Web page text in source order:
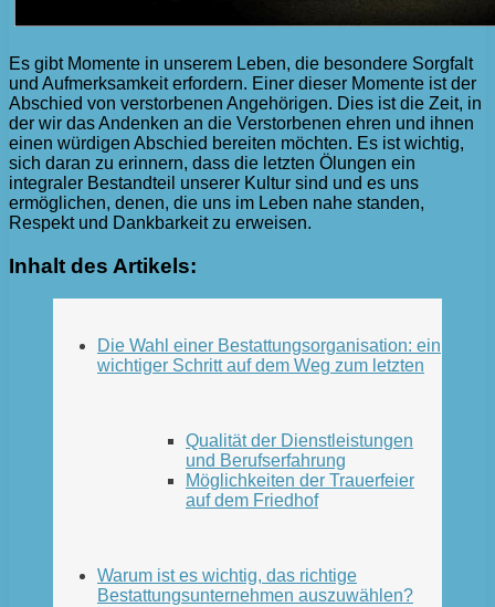
Es gibt Momente in unserem Leben, die besondere Sorgfalt
und Aufmerksamkeit erfordern. Einer dieser Momente ist der
Abschied von verstorbenen Angehörigen. Dies ist die Zeit, in
der wir das Andenken an die Verstorbenen ehren und ihnen
einen würdigen Abschied bereiten möchten. Es ist wichtig,
sich daran zu erinnern, dass die letzten Ölungen ein
integraler Bestandteil unserer Kultur sind und es uns
ermöglichen, denen, die uns im Leben nahe standen,
Respekt und Dankbarkeit zu erweisen.
Inhalt des Artikels:
Die Wahl einer Bestattungsorganisation: ein
wichtiger Schritt auf dem Weg zum letzten
Qualität der Dienstleistungen
und Berufserfahrung
Möglichkeiten der Trauerfeier
auf dem Friedhof
Warum ist es wichtig, das richtige
Bestattungsunternehmen auszuwählen?